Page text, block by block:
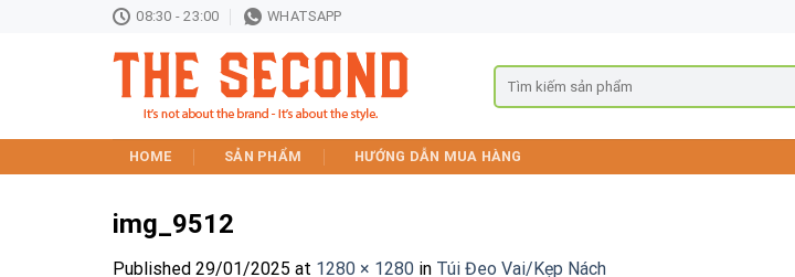
08:30 - 23:00 WHATSAPP
HOME SẢN PHẨM HƯỚNG DẪN MUA HÀNG
img_9512
Published 29/01/2025 at 1280 × 1280 in Túi Đeo Vai/Kẹp Nách